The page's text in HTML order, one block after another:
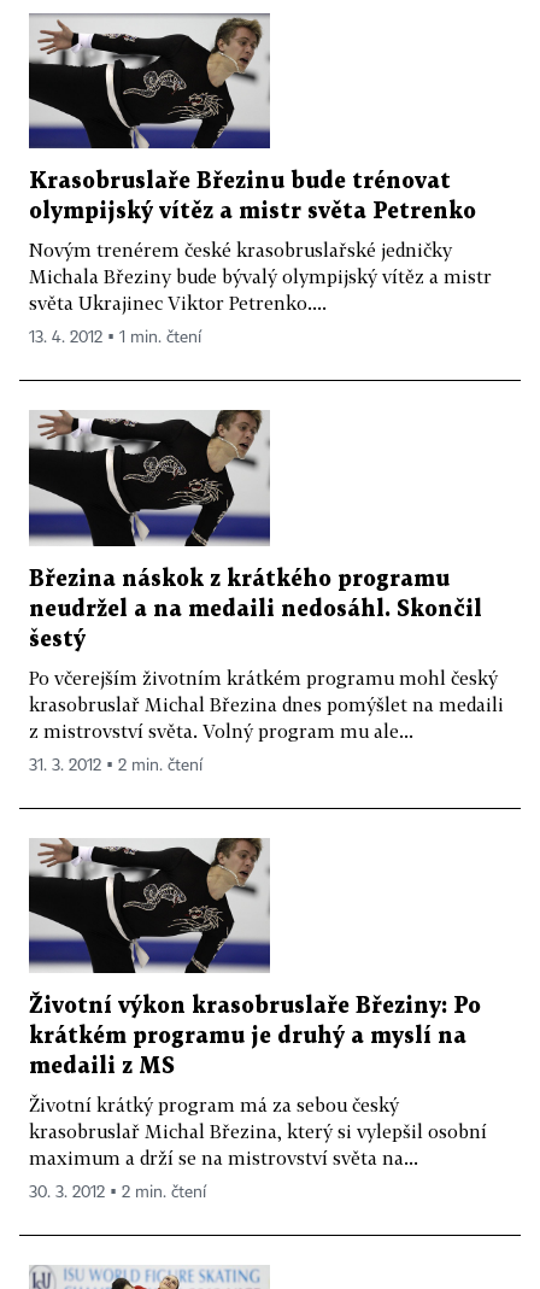
Krasobruslaře Březinu bude trénovat
olympijský vítěz a mistr světa Petrenko
Novým trenérem české krasobruslařské jedničky
Michala Březiny bude bývalý olympijský vítěz a mistr
světa Ukrajinec Viktor Petrenko....
13. 4. 2012 ▪ 1 min. čtení
Březina náskok z krátkého programu
neudržel a na medaili nedosáhl. Skončil
šestý
Po včerejším životním krátkém programu mohl český
krasobruslař Michal Březina dnes pomýšlet na medaili
z mistrovství světa. Volný program mu ale...
31. 3. 2012 ▪ 2 min. čtení
Životní výkon krasobruslaře Březiny: Po
krátkém programu je druhý a myslí na
medaili z MS
Životní krátký program má za sebou český
krasobruslař Michal Březina, který si vylepšil osobní
maximum a drží se na mistrovství světa na...
30. 3. 2012 ▪ 2 min. čtení